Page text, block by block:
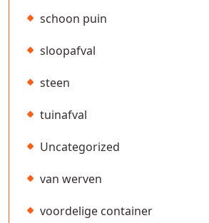
schoon puin
sloopafval
steen
tuinafval
Uncategorized
van werven
voordelige container